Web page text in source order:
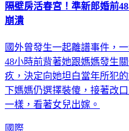
隔壁房活春宮！準新郎婚前
崩潰
國外曾發生一起離譜事件，
48小時前背著她跟媽媽發生
疚，決定向她坦白當年所犯
下媽媽仍選擇裝傻，接著改
一樣，看著女兒出嫁。
國際